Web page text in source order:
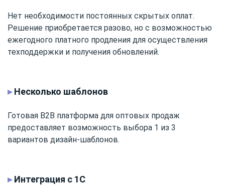
Нет необходимости постоянных скрытых оплат.
Решение приобретается разово, но с возможностью
ежегодного платного продления для осуществления
техподдержки и получения обновлений.
▸Несколько шаблонов
Готовая B2B платформа для оптовых продаж
предоставляет возможность выбора 1 из 3
вариантов дизайн-шаблонов.
▸Интеграция с 1С